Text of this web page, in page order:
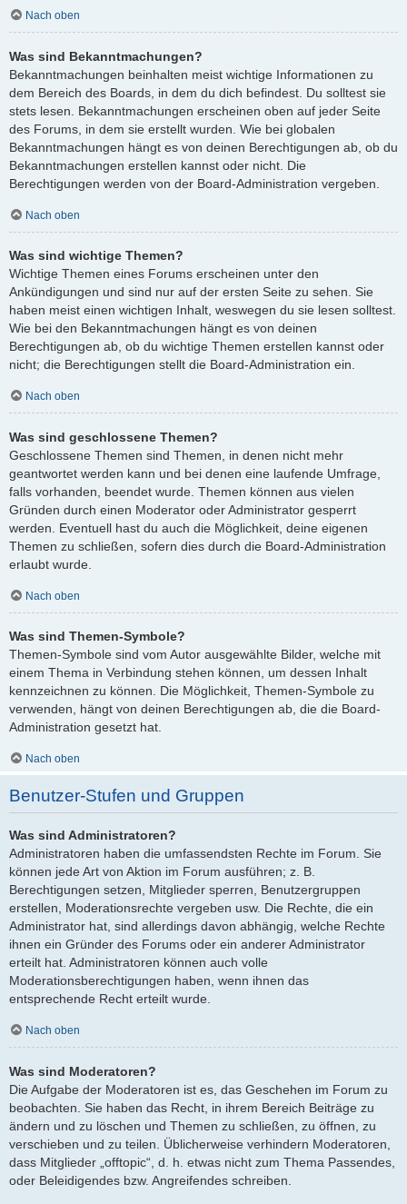
Nach oben
Was sind Bekanntmachungen?
Bekanntmachungen beinhalten meist wichtige Informationen zu
dem Bereich des Boards, in dem du dich befindest. Du solltest sie
stets lesen. Bekanntmachungen erscheinen oben auf jeder Seite
des Forums, in dem sie erstellt wurden. Wie bei globalen
Bekanntmachungen hängt es von deinen Berechtigungen ab, ob du
Bekanntmachungen erstellen kannst oder nicht. Die
Berechtigungen werden von der Board-Administration vergeben.
Nach oben
Was sind wichtige Themen?
Wichtige Themen eines Forums erscheinen unter den
Ankündigungen und sind nur auf der ersten Seite zu sehen. Sie
haben meist einen wichtigen Inhalt, weswegen du sie lesen solltest.
Wie bei den Bekanntmachungen hängt es von deinen
Berechtigungen ab, ob du wichtige Themen erstellen kannst oder
nicht; die Berechtigungen stellt die Board-Administration ein.
Nach oben
Was sind geschlossene Themen?
Geschlossene Themen sind Themen, in denen nicht mehr
geantwortet werden kann und bei denen eine laufende Umfrage,
falls vorhanden, beendet wurde. Themen können aus vielen
Gründen durch einen Moderator oder Administrator gesperrt
werden. Eventuell hast du auch die Möglichkeit, deine eigenen
Themen zu schließen, sofern dies durch die Board-Administration
erlaubt wurde.
Nach oben
Was sind Themen-Symbole?
Themen-Symbole sind vom Autor ausgewählte Bilder, welche mit
einem Thema in Verbindung stehen können, um dessen Inhalt
kennzeichnen zu können. Die Möglichkeit, Themen-Symbole zu
verwenden, hängt von deinen Berechtigungen ab, die die Board-
Administration gesetzt hat.
Nach oben
Benutzer-Stufen und Gruppen
Was sind Administratoren?
Administratoren haben die umfassendsten Rechte im Forum. Sie
können jede Art von Aktion im Forum ausführen; z. B.
Berechtigungen setzen, Mitglieder sperren, Benutzergruppen
erstellen, Moderationsrechte vergeben usw. Die Rechte, die ein
Administrator hat, sind allerdings davon abhängig, welche Rechte
ihnen ein Gründer des Forums oder ein anderer Administrator
erteilt hat. Administratoren können auch volle
Moderationsberechtigungen haben, wenn ihnen das
entsprechende Recht erteilt wurde.
Nach oben
Was sind Moderatoren?
Die Aufgabe der Moderatoren ist es, das Geschehen im Forum zu
beobachten. Sie haben das Recht, in ihrem Bereich Beiträge zu
ändern und zu löschen und Themen zu schließen, zu öffnen, zu
verschieben und zu teilen. Üblicherweise verhindern Moderatoren,
dass Mitglieder „offtopic“, d. h. etwas nicht zum Thema Passendes,
oder Beleidigendes bzw. Angreifendes schreiben.